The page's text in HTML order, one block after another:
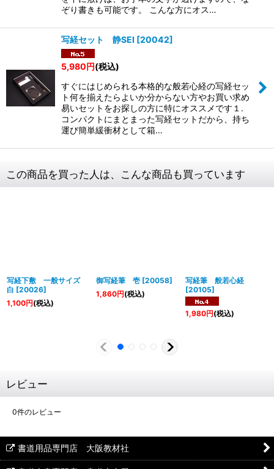
ぞり書きも可能です。 こんな方にオス…
写経セット 静SEI [20042]
5,980円(税込)
すぐにはじめられる本格的な般若心経の写経セッ
ト何を揃えたらよいか分からない方やお買い求め
易いセットをお探しの方に特にオススメです１.
コンパクトにまとまった写経セットだから、持ち
運び簡単緩衝材として箱…
この商品を買った人は、こんな商品も買っています
写経下敷 一般サイズ
白 [20026]
1,100円(税込)
御写経筆 壱 [20058]
1,860円(税込)
写経筆 般若心経
[20105]
1,980円(税込)
レビュー
0件のレビュー
書道用品専門店 大阪教材社